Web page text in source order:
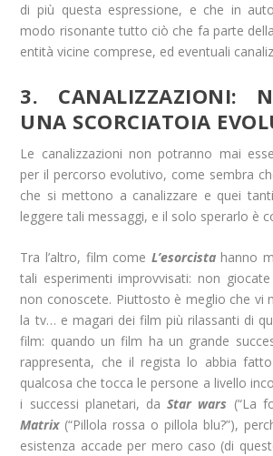
di più questa espressione, e che in
modo risonante tutto ciò che fa parte
entità vicine comprese, ed eventuali
3. CANALIZZAZIONI:
UNA SCORCIATOIA
Le canalizzazioni non potranno mai
per il percorso evolutivo, come sembra
che si mettono a canalizzare e quei
leggere tali messaggi, e il solo sperarlo è
Tra l’altro, film come L’esorcistahanno
tali esperimenti improvvisati: non
non conoscete. Piuttosto è meglio che vi
la tv… e magari dei film più rilassanti di
film: quando un film ha un grande
rappresenta, che il regista lo abbia
qualcosa che tocca le persone a livello
i successi planetari, daStar wars (“La
Matrix (“Pillola rossa o pillola blu?”),
esistenza accade per mero caso (di